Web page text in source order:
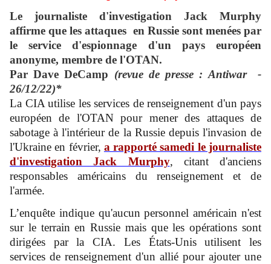
Le journaliste d'investigation Jack Murphy
affirme que les attaques en Russie sont menées par
le service d'espionnage d'un pays européen
anonyme, membre de l'OTAN.
Par Dave DeCamp (revue de presse : Antiwar -
26/12/22)*
La CIA utilise les services de renseignement d'un pays
européen de l'OTAN pour mener des attaques de
sabotage à l'intérieur de la Russie depuis l'invasion de
l'Ukraine en février, a rapporté samedi le journaliste
d'investigation Jack Murphy, citant d'anciens
responsables américains du renseignement et de
l'armée.
L’enquête indique qu'aucun personnel américain n'est
sur le terrain en Russie mais que les opérations sont
dirigées par la CIA. Les États-Unis utilisent les
services de renseignement d'un allié pour ajouter une